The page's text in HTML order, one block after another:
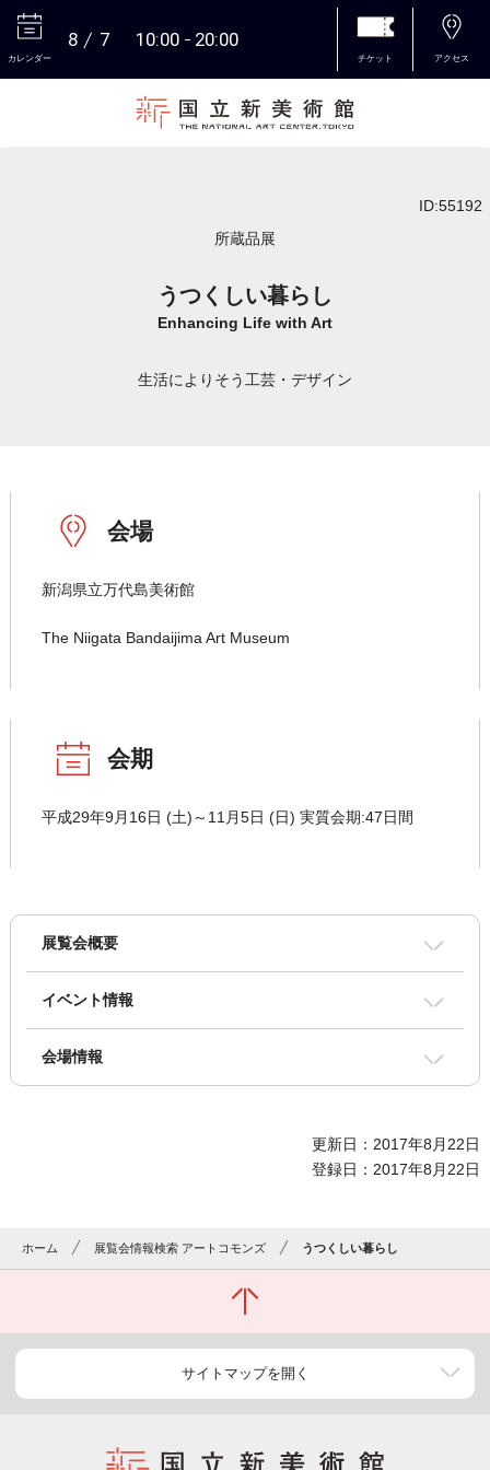
カレンダー
8 7 10:00 20:00
チケット アクセス
ID:55192
所蔵品展
うつくしい暮らし
Enhancing Life with Art
生活によりそう工芸・デザイン
会場
新潟県立万代島美術館
The Niigata Bandaijima Art Museum
会期
平成29年9月16日 (土)～11月5日 (日) 実質会期:47日間
展覧会概要
イベント情報
会場情報
更新日：2017年8月22日
登録日：2017年8月22日
ホーム 展覧会情報検索 アートコモンズ うつくしい暮らし
サイトマップを開く